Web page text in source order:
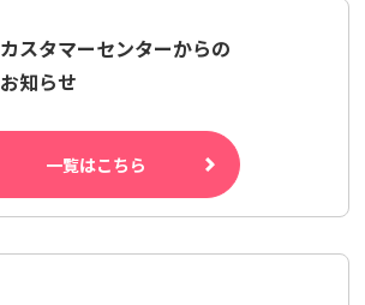
カスタマーセンターからの
お知らせ
一覧はこちら